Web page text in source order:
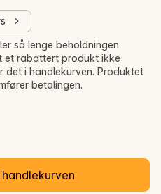
så lenge beholdningen
et rabattert produkt ikke
det i handlekurven. Produktet
betalingen.